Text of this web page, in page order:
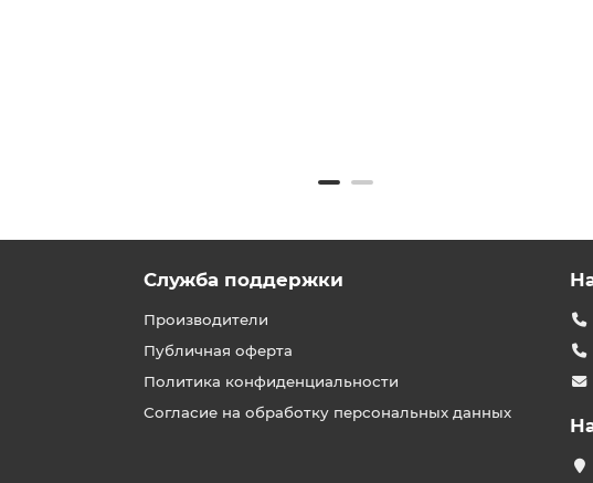
Служба поддержки
Производители
Публичная оферта
Политика конфиденциальности
Согласие на обработку персональных данных